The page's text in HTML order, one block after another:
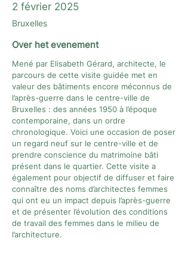
2 février 2025
Bruxelles
Over het evenement
Mené par Elisabeth Gérard, architecte, le
parcours de cette visite guidée met en
valeur des bâtiments encore méconnus de
l’après-guerre dans le centre-ville de
Bruxelles : des années 1950 à l’époque
contemporaine, dans un ordre
chronologique. Voici une occasion de poser
un regard neuf sur le centre-ville et de
prendre conscience du matrimoine bâti
présent dans le quartier. Cette visite a
également pour objectif de diffuser et faire
connaître des noms d’architectes femmes
qui ont eu un impact depuis l’après-guerre
et de présenter l’évolution des conditions
de travail des femmes dans le milieu de
l’architecture.